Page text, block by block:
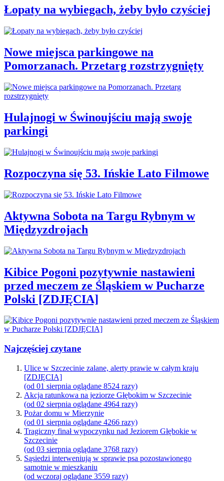
Łopaty na wybiegach, żeby było czyściej
Nowe miejsca parkingowe na
Pomorzanach. Przetarg rozstrzygnięty
Hulajnogi w Świnoujściu mają swoje
parkingi
Rozpoczyna się 53. Ińskie Lato Filmowe
Aktywna Sobota na Targu Rybnym w
Międzyzdrojach
Kibice Pogoni pozytywnie nastawieni
przed meczem ze Śląskiem w Pucharze
Polski [ZDJĘCIA]
Najczęściej czytane
Ulice w Szczecinie zalane, alerty prawie w całym kraju
[ZDJĘCIA]
(od 01 sierpnia oglądane 8524 razy)
Akcja ratunkowa na jeziorze Głębokim w Szczecinie
(od 02 sierpnia oglądane 4964 razy)
Pożar domu w Mierzynie
(od 01 sierpnia oglądane 4266 razy)
Tragiczny finał wypoczynku nad Jeziorem Głębokie w
Szczecinie
(od 03 sierpnia oglądane 3768 razy)
Sąsiedzi interweniują w sprawie psa pozostawionego
samotnie w mieszkaniu
(od wczoraj oglądane 3559 razy)